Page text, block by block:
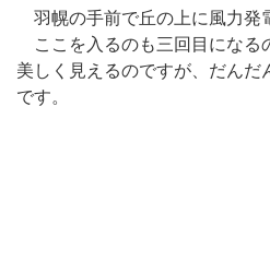
羽幌の手前で丘の上に風力発
ここを入るのも三回目になる
美しく見えるのですが、だんだ
です。